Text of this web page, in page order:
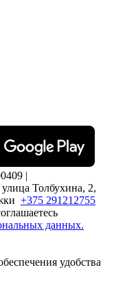
|
Толбухина, 2,
+375 291212755
данных.
удобства